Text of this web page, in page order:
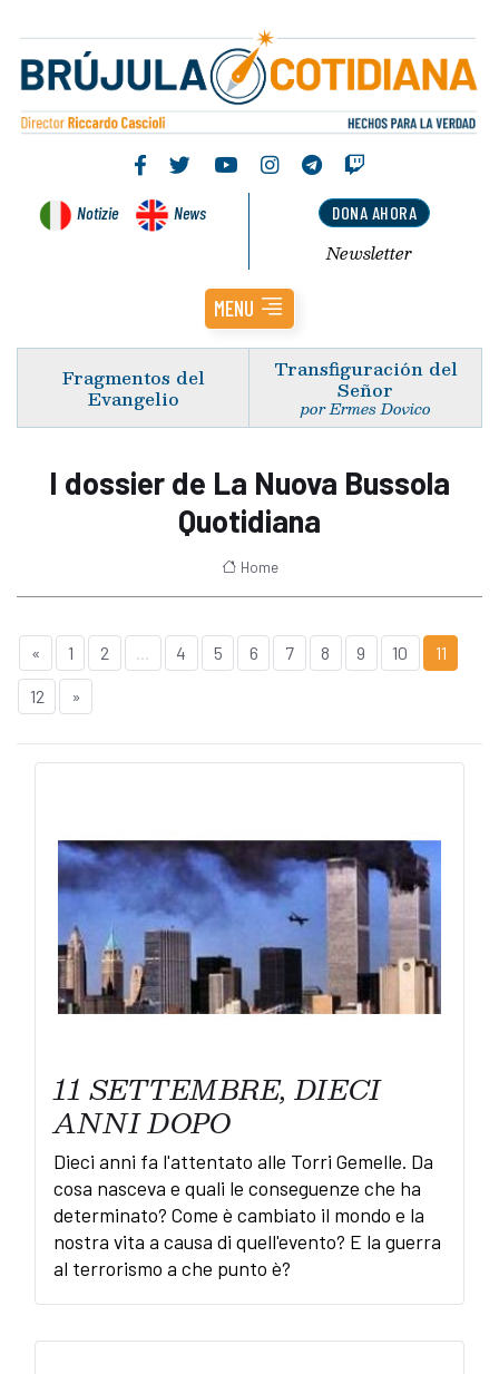
Notizie News DONA AHORA
Newsletter
MENU
Fragmentos del
Evangelio
Transfiguración del
Señor
por Ermes Dovico
I dossier de La Nuova Bussola
Quotidiana
Home
« 1 2 ... 4 5 6 7 8 9 10 11
12 »
11 SETTEMBRE, DIECI
ANNI DOPO
Dieci anni fa l'attentato alle Torri Gemelle. Da
cosa nasceva e quali le conseguenze che ha
determinato? Come è cambiato il mondo e la
nostra vita a causa di quell'evento? E la guerra
al terrorismo a che punto è?